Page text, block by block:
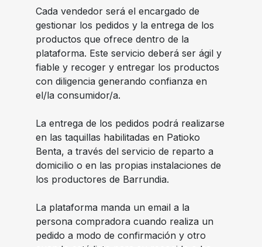
Cada vendedor será el encargado de
gestionar los pedidos y la entrega de los
productos que ofrece dentro de la
plataforma. Este servicio deberá ser ágil y
fiable y recoger y entregar los productos
con diligencia generando confianza en
el/la consumidor/a.
La entrega de los pedidos podrá realizarse
en las taquillas habilitadas en Patioko
Benta, a través del servicio de reparto a
domicilio o en las propias instalaciones de
los productores de Barrundia.
La plataforma manda un email a la
persona compradora cuando realiza un
pedido a modo de confirmación y otro